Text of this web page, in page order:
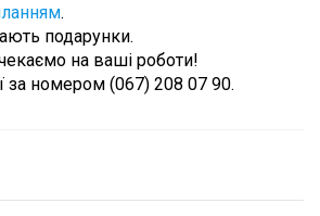
.
подарунки.
на ваші роботи!
за номером (067) 208 07 90.